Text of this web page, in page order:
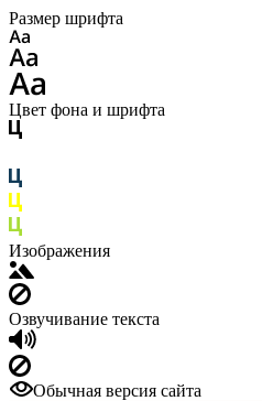
Размер шрифта
Цвет фона и шрифта
Изображения
Озвучивание текста
Обычная версия сайта